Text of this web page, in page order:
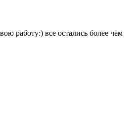
работу:) все остались более чем